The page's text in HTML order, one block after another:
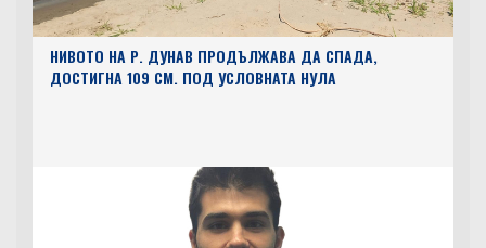
НИВОТО НА Р. ДУНАВ ПРОДЪЛЖАВА ДА СПАДА,
ДОСТИГНА 109 СМ. ПОД УСЛОВНАТА НУЛА